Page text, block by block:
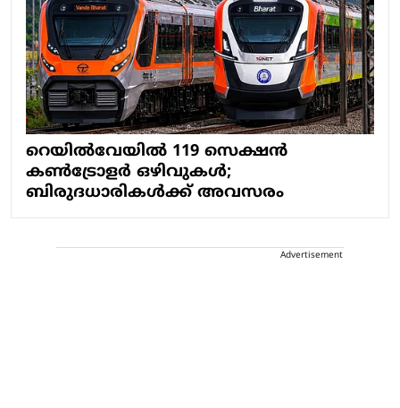
റെയിൽവേയിൽ 119 സെക്ഷൻ
കൺട്രോളർ ഒഴിവുകൾ;
ബിരുദധാരികൾക്ക് അവസരം
Advertisement